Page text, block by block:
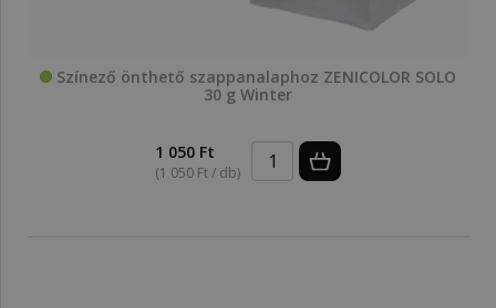
Színező önthető szappanalaphoz ZENICOLOR SOLO
30 g Winter
1 050 Ft
(1 050 Ft / db)